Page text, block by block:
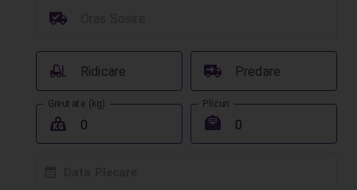
󰳔
Ridicare
󰟉 Predare
󰔾
Greutate (kg)
󰖢
Plicuri
󰾱